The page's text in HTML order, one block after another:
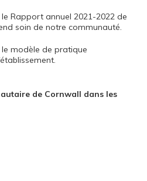
Rapport annuel 2021-2022 de
soin de notre communauté.
modèle de pratique
de Cornwall dans les